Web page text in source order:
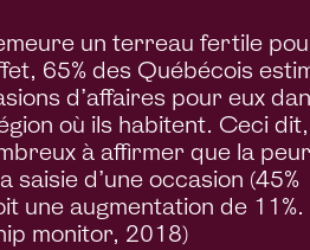
un terreau fertile
65% des Québécois
d’affaires pour eux
où ils habitent. Ceci
à affirmer que la
saisie d’une occasion (45%
une augmentation de 11%.
monitor, 2018)